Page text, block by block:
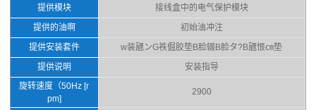
提供模块
接线盒中的电气保护模块
提供的油啊
初始油冲注
提供安装套件
w装甅ンG祑倔胶垫B脸辍B脸タ?B甅恨㎝垫
提供说明
安装指导
旋转速度（50Hz [r
pm]
2900